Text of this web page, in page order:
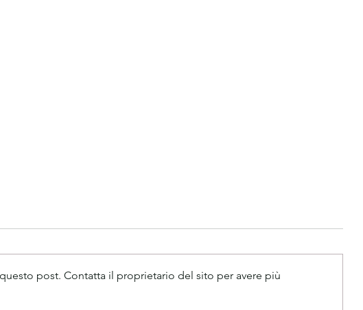
post. Contatta il proprietario del sito per avere più